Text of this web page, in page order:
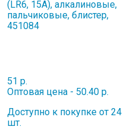
51 р.
Оптовая цена - 50.40 р.
Доступно к покупке от 24
шт.